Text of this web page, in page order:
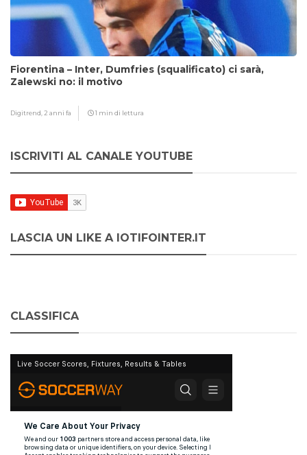
Fiorentina – Inter, Dumfries (squalificato) ci sarà,
Zalewski no: il motivo
Digitrend, 2 anni fa 1 min di lettura
ISCRIVITI AL CANALE YOUTUBE
LASCIA UN LIKE A IOTIFOINTER.IT
CLASSIFICA